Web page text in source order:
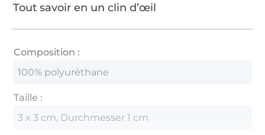
Tout savoir en un clin d’œil
Composition :
100% polyuréthane
Taille :
3 x 3 cm, Durchmesser 1 cm